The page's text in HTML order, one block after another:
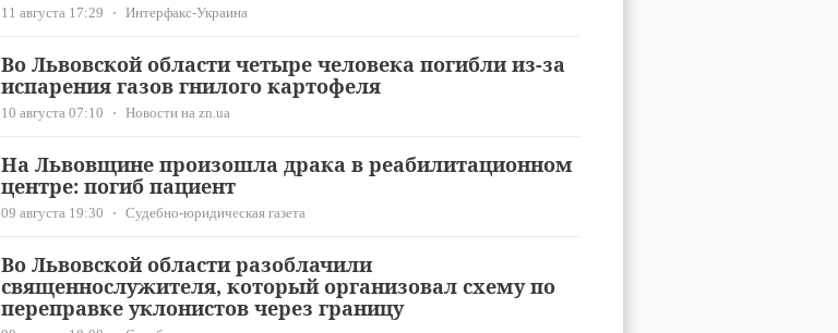
11 августа 17:29 Интерфакс-Украина
Во Львовской области четыре человека погибли из-за
испарения газов гнилого картофеля
10 августа 07:10 Новости на zn.ua
На Львовщине произошла драка в реабилитационном
центре: погиб пациент
09 августа 19:30 Судебно-юридическая газета
Во Львовской области разоблачили
священнослужителя, который организовал схему по
переправке уклонистов через границу